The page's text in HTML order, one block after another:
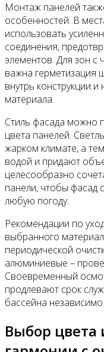
Монтаж панелей
особенностей. В
использовать
соединения,
элементов. Для зон с
важна герметизация
внутрь конструкции
материала.
Стиль фасада можно
цвета панелей.
жарком климате, а
водой и придают
целесообразно
панели, чтобы фасад
любую погоду.
Рекомендации по
выбранного
периодической
алюминиевые –
Своевременный
продлевают срок
бассейна
Выбор цвета